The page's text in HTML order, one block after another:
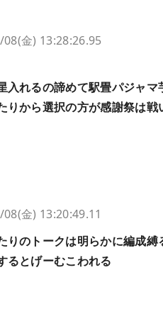
金) 13:28:26.95
入れるの諦めて駅畳パジャマ
りから選択の方が感謝祭は戦
金) 13:20:49.11
りのトークは明らかに編成縛
るとげーむこわれる